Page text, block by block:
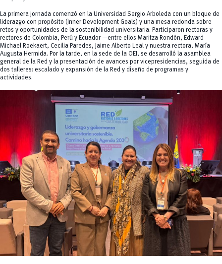
La primera jornada comenzó en la Universidad Sergio Arboleda con un bloque de
liderazgo con propósito (Inner Development Goals) y una mesa redonda sobre
retos y oportunidades de la sostenibilidad universitaria. Participaron rectoras y
rectores de Colombia, Perú y Ecuador —entre ellos Maritza Rondón, Edward
Michael Roekaert, Cecilia Paredes, Jaime Alberto Leal y nuestra rectora, María
Augusta Hermida. Por la tarde, en la sede de la OEI, se desarrolló la asamblea
general de la Red y la presentación de avances por vicepresidencias, seguida de
dos talleres: escalado y expansión de la Red y diseño de programas y
actividades.